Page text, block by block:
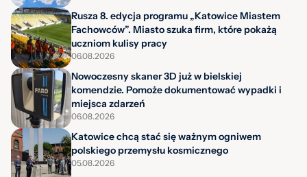
Rusza 8. edycja programu „Katowice Miastem
Fachowców”. Miasto szuka firm, które pokażą
uczniom kulisy pracy
06.08.2026
Nowoczesny skaner 3D już w bielskiej
komendzie. Pomoże dokumentować wypadki i
miejsca zdarzeń
06.08.2026
Katowice chcą stać się ważnym ogniwem
polskiego przemysłu kosmicznego
05.08.2026